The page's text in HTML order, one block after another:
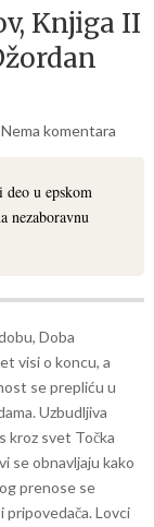
Knjiga II
Nema komentara
u epskom
nezaboravnu
Doba
visi o koncu, a
se prepliću u
Uzbudljiva
kroz svet Točka
se obnavljaju kako
prenose se
pripovedača. Lovci